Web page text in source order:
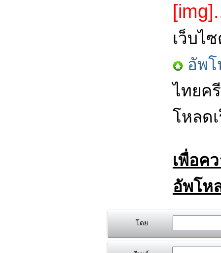
เว็บไ
อัพ
ไทยค
โหลด
เพื่อค
อัพโห
โดย